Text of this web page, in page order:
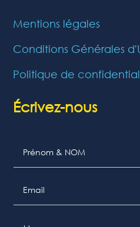
Mentions légales
Conditions Générales
Politique de
Écrivez-nous